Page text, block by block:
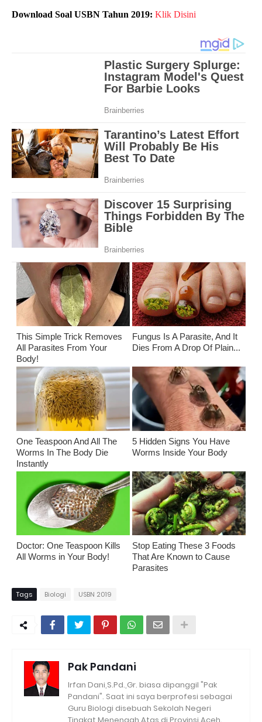
Download Soal USBN Tahun 2019: Klik Disini
This Simple Trick Removes
All Parasites From Your
Body!
Fungus Is A Parasite, And It
Dies From A Drop Of Plain...
One Teaspoon And All The
Worms In The Body Die
Instantly
5 Hidden Signs You Have
Worms Inside Your Body
Doctor: One Teaspoon Kills
All Worms in Your Body!
Stop Eating These 3 Foods
That Are Known to Cause
Parasites
Tags Biologi USBN 2019
Pak Pandani
Irfan Dani,S.Pd.,Gr. biasa dipanggil "Pak
Pandani". Saat ini saya berprofesi sebagai
Guru Biologi disebuah Sekolah Negeri
Tingkat Menengah Atas di Provinsi Aceh.